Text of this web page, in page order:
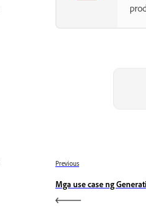
Previous
Mga use case ng